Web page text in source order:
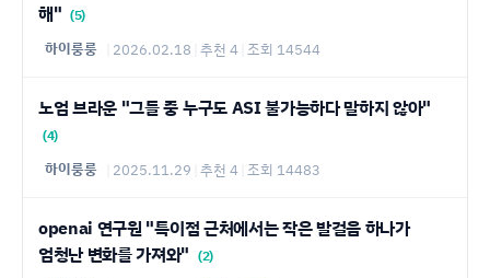
해" (5)
하이룽룽 2026.02.18 추천 4 조회 14544
노엄 브라운 "그들 중 누구도 ASI 불가능하다 말하지 않아"
(4)
하이룽룽 2025.11.29 추천 4 조회 14483
openai 연구원 "특이점 근처에서는 작은 발걸음 하나가
엄청난 변화를 가져와" (2)